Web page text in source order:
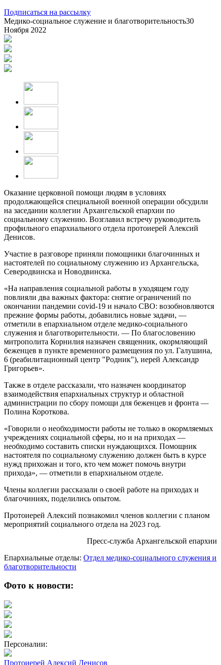
Подписаться на рассылку
Медико-социальное служение и благотворительность30
Ноября 2022
Оказание церковной помощи людям в условиях
продолжающейся специальной военной операции обсудили
на заседании коллегии Архангельской епархии по
социальному служению. Возглавил встречу руководитель
профильного епархиального отдела протоиерей Алексий
Денисов.
Участие в разговоре приняли помощники благочинных и
настоятелей по социальному служению из Архангельска,
Северодвинска и Новодвинска.
«На направления социальной работы в уходящем году
повлияли два важных фактора: снятие ограничений по
окончании пандемии covid-19 и начало СВО: возобновляются
прежние формы работы, добавились новые задачи, —
отметили в епархиальном отделе медико-социального
служения и благотворительности. — ​По благословению
митрополита Корнилия назначен священник, окормляющий
беженцев в пункте временного размещения по ул. Галушина,
6 (реабилитационный центр "Родник"), иерей Александр
Григорьев».
Также в отделе рассказали, что назначен координатор
взаимодействия епархиальных структур и областной
администрации по сбору помощи для беженцев и фронта —
Полина Короткова.
«Говорили о необходимости работы не только в окормляемых
учреждениях социальной сферы, но и на приходах —
необходимо составить списки нуждающихся. Помощник
настоятеля по социальному служению должен быть в курсе
нужд прихожан и того, кто чем может помочь внутри
прихода», — отметили в епархиальном отделе.
Члены коллегии рассказали о своей работе на приходах и
благочиниях, поделились опытом.
Протоиерей Алексий познакомил членов коллегии с планом
мероприятий социального отдела на 2023 год.
Пресс-служба Архангельской епархии
Епархиальные отделы: Отдел медико-социального служения и
благотворительности
Фото к новости:
Персоналии:
Протоиерей Алексий Денисов